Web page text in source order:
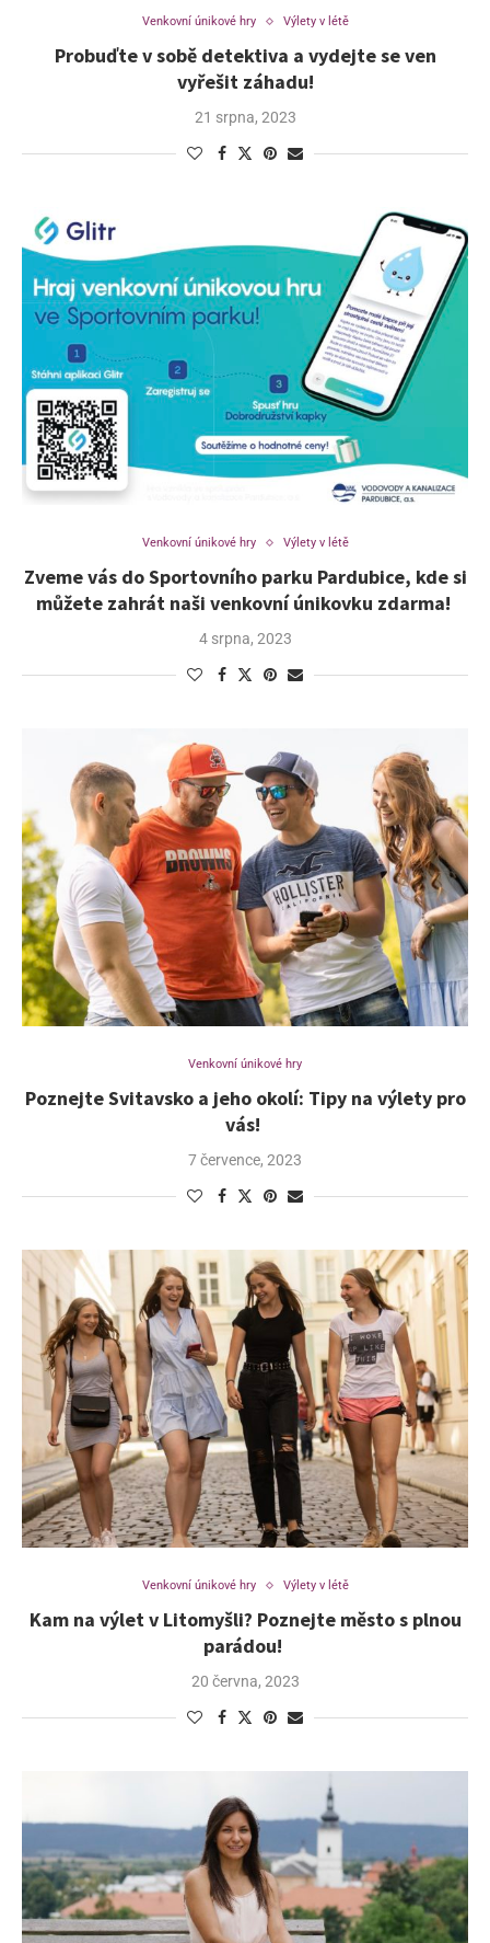
Venkovní únikové hry Výlety v létě
Probuďte v sobě detektiva a vydejte se ven
vyřešit záhadu!
21 srpna, 2023
Venkovní únikové hry Výlety v létě
Zveme vás do Sportovního parku Pardubice, kde si
můžete zahrát naši venkovní únikovku zdarma!
4 srpna, 2023
Venkovní únikové hry
Poznejte Svitavsko a jeho okolí: Tipy na výlety pro
vás!
7 července, 2023
Venkovní únikové hry Výlety v létě
Kam na výlet v Litomyšli? Poznejte město s plnou
parádou!
20 června, 2023